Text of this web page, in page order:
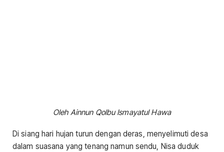
Oleh Ainnun Qolbu Ismayatul Hawa
Di siang hari hujan turun dengan deras, menyelimuti desa
dalam suasana yang tenang namun sendu, Nisa duduk